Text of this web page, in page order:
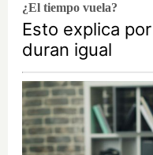
¿El tiempo vuela?
Esto explica
duran igual